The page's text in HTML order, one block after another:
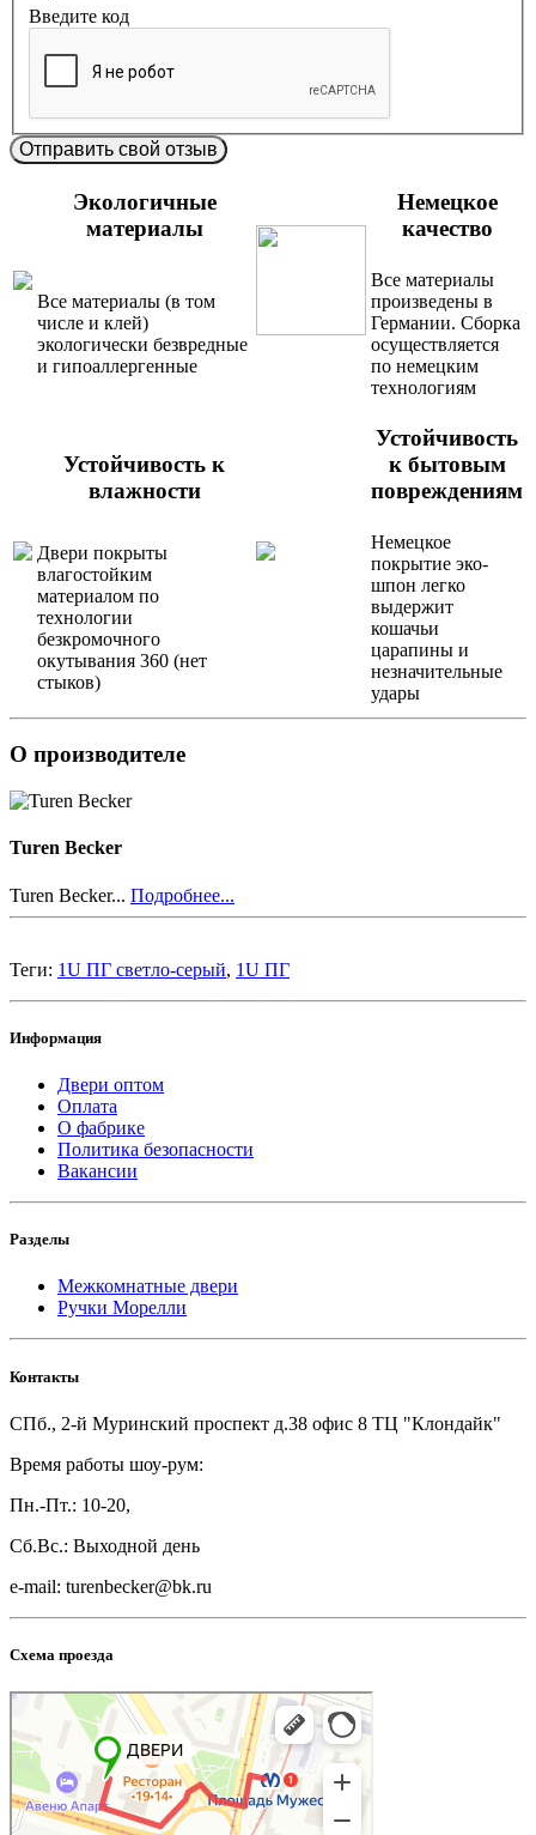
Введите код
Отправить свой отзыв
Экологичные
материалы
Немецкое
качество
Все материалы (в том
числе и клей)
экологически безвредные
и гипоаллергенные
Все материалы
произведены в
Германии. Сборка
осуществляется
по немецким
технологиям
Устойчивость к
влажности
Устойчивость
к бытовым
повреждениям
Двери покрыты
влагостойким
материалом по
технологии
безкромочного
окутывания 360 (нет
стыков)
Немецкое
покрытие эко-
шпон легко
выдержит
кошачьи
царапины и
незначительные
удары
О производителе
Turen Becker
Turen Becker... Подробнее...
Теги: 1U ПГ светло-серый, 1U ПГ
Информация
Двери оптом
Оплата
О фабрике
Политика безопасности
Вакансии
Разделы
Межкомнатные двери
Ручки Морелли
Контакты
СПб., 2-й Муринский проспект д.38 офис 8 ТЦ "Клондайк"
Время работы шоу-рум:
Пн.-Пт.: 10-20,
Сб.Вс.: Выходной день
e-mail: turenbecker@bk.ru
Схема проезда